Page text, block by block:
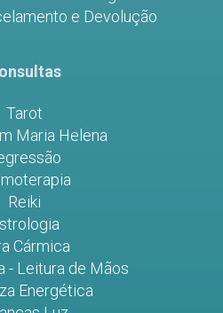
e Devolução
Tarot
Maria Helena
Reiki
Cármica
- Leitura de Mãos
Energética